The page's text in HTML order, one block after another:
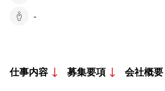
-
仕事内容 募集要項 会社概要